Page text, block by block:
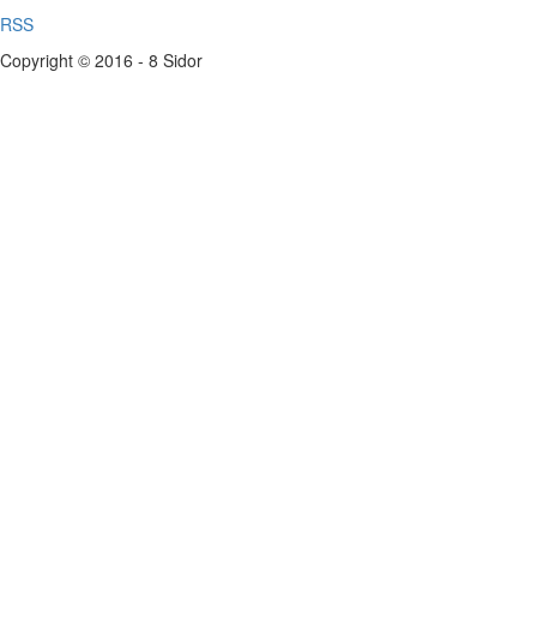
RSS
Copyright © 2016 - 8 Sidor